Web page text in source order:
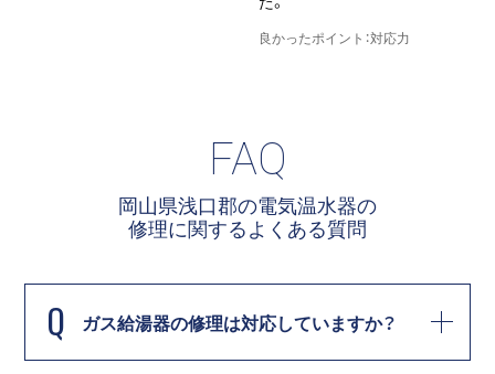
良かったポイント：対応力
FAQ
岡山県浅口郡の電気温水器の
修理に関するよくある質問
Q ガス給湯器の修理は対応していますか？